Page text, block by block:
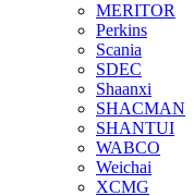
MERITOR
Perkins
Scania
SDEC
Shaanxi
SHACMAN
SHANTUI
WABCO
Weichai
XCMG